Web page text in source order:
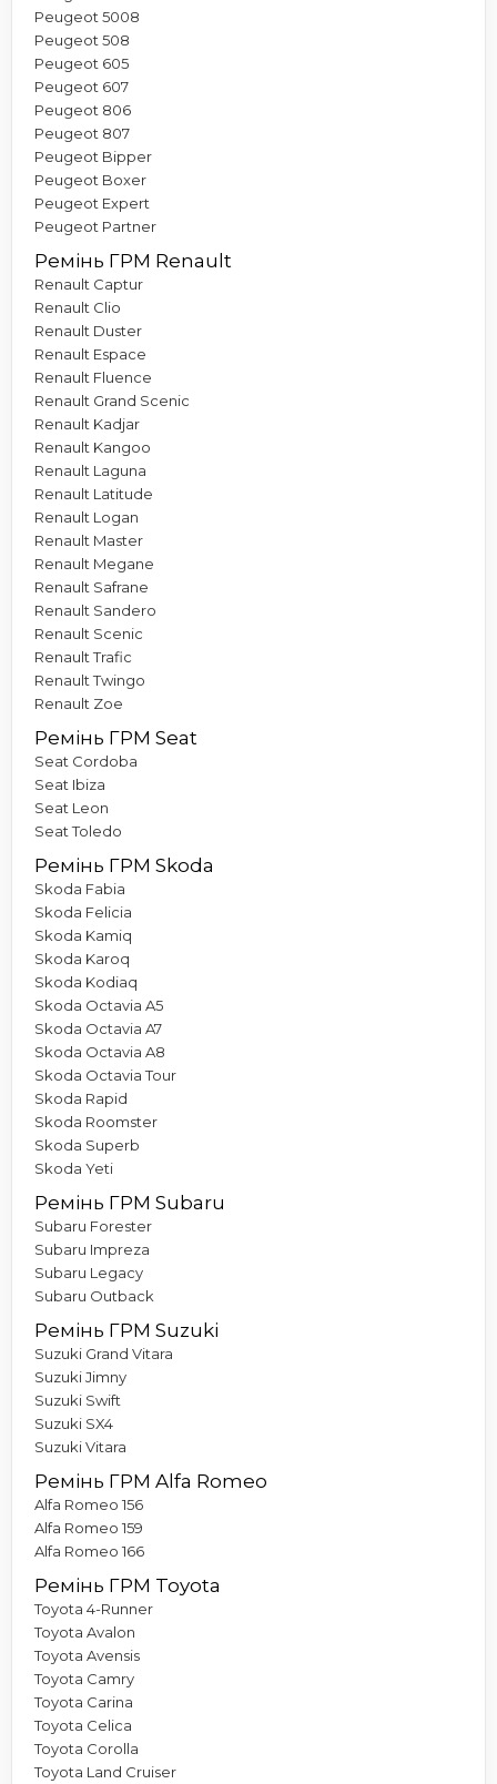
Peugeot 5008
Peugeot 508
Peugeot 605
Peugeot 607
Peugeot 806
Peugeot 807
Peugeot Bipper
Peugeot Boxer
Peugeot Expert
Peugeot Partner
Ремінь ГРМ Renault
Renault Captur
Renault Clio
Renault Duster
Renault Espace
Renault Fluence
Renault Grand Scenic
Renault Kadjar
Renault Kangoo
Renault Laguna
Renault Latitude
Renault Logan
Renault Master
Renault Megane
Renault Safrane
Renault Sandero
Renault Scenic
Renault Trafic
Renault Twingo
Renault Zoe
Ремінь ГРМ Seat
Seat Cordoba
Seat Ibiza
Seat Leon
Seat Toledo
Ремінь ГРМ Skoda
Skoda Fabia
Skoda Felicia
Skoda Kamiq
Skoda Karoq
Skoda Kodiaq
Skoda Octavia A5
Skoda Octavia A7
Skoda Octavia A8
Skoda Octavia Tour
Skoda Rapid
Skoda Roomster
Skoda Superb
Skoda Yeti
Ремінь ГРМ Subaru
Subaru Forester
Subaru Impreza
Subaru Legacy
Subaru Outback
Ремінь ГРМ Suzuki
Suzuki Grand Vitara
Suzuki Jimny
Suzuki Swift
Suzuki SX4
Suzuki Vitara
Ремінь ГРМ Alfa Romeo
Alfa Romeo 156
Alfa Romeo 159
Alfa Romeo 166
Ремінь ГРМ Toyota
Toyota 4-Runner
Toyota Avalon
Toyota Avensis
Toyota Camry
Toyota Carina
Toyota Celica
Toyota Corolla
Toyota Land Cruiser